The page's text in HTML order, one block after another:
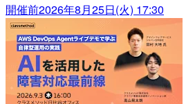
開催前2026年8月25日(火) 17:30